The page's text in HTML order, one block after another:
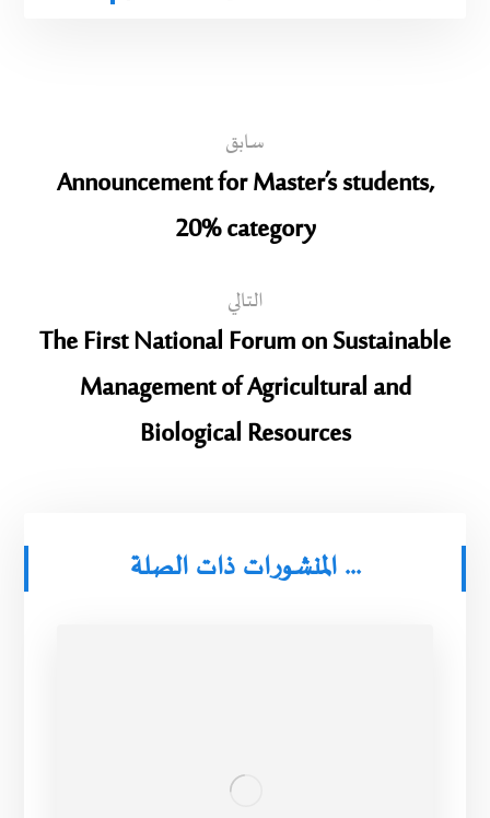
سابق
Announcement for Master’s students,
20% category
التالي
The First National Forum on Sustainable
Management of Agricultural and
Biological Resources
المنشورات ذات الصلة ...